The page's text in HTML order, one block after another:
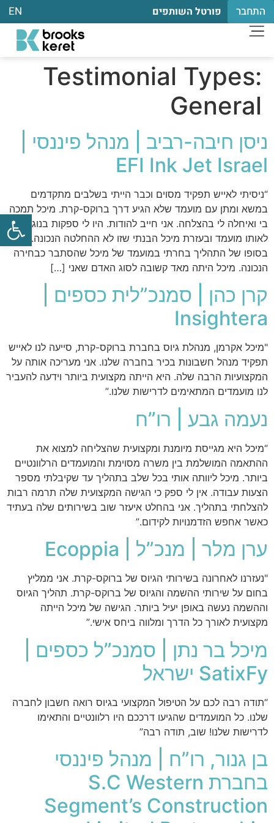
התחבר פורטל השותפים EN
Testimonial Types:
General
ניסן חיבה-רביב | מנהל פיננסי |
EFI Ink Jet Israel
“ניסיתי לאייש תפקיד מסוים וכבר הייתי בשלבים מתקדמים
במשא ומתן עם מועמד שלא הגיע דרך ברוקס-קרת. מיכל תמכה
בי ואיחלה לי בהצלחה. אני חייב להודות. היו לי ספקות בנוגע
לאותו מועמד ובעזרת מיכל הבנתי שזו לא ההחלטה הנכונה.
בסופו של התהליך בחרתי במועמד של מיכל שהסתבר כבחירה
הנכונה. מיכל היתה מאד קשובה לסוג האדם שאני […]
קרן כהן | סמנכ”לית כספים |
Insightera
"מיכל אקרמן, מנהלת גיוס בחברת ברוקס-קרת, סייעה לנו לאייש
תפקיד מנהל חשבונות בכיר בחברה שלנו. אני מעריכה אותה על
המקצועיות הרבה שלה. היא הייתה מקצועית ביותר וידעה להעביר
לנו מועמדים המתאימים לדרישות שלנו.”
נעמה גבע | רו”ח
“מיכל היא מגייסת מיומנת ומקצועית שהצליחה למצוא את
ההתאמה המושלמת בין משרה מסוימת והמועמדים הרלוונטיים
ביותר. מיכל ליוותה אותי בכל שלב בתהליך עד שקיבלתי מספר
הצעות עבודה. אין לי ספק כי הגישה המקצועית שלה תרמה רבות
להצלחתי בתהליך. אני בהחלט איעזר שוב בשירותים שלה בעתיד
כאשר אחפש הזדמנויות לקידום.”
ערן מלר | מנכ”ל | Ecoppia
"נעזרנו לאחרונה בשירותי הגיוס של ברוקס-קרת. אני ממליץ
בחום על שירותי ההשמה והגיוס של ברוקס-קרת. תהליך הגיוס
וההשמה נעשה באופן יעיל ביותר. הגישה של מיכל הייתה
מקצועית לאורך כל הדרך ומלווה ביחס אישי.”
מיכל בר נתן | סמנכ”ל כספים |
SatixFy ישראל
“תודה רבה לכם על הטיפול המקצועי בגיוס רואה חשבון לחברה
שלנו. כל המועמדים שהגיעו דרככם היו רלוונטיים והתאימו
לדרישות שלנו! שוב, תודה רבה”
בן גנור, רו”ח | מנהל פיננסי
בחברת S.C Western
Segment’s Construction